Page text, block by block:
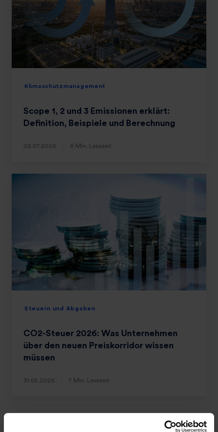
Klimaschutzmanagement
Scope 1, 2 und 3 Emissionen erklärt:
Definition, Beispiele und Berechnung
02.07.2026 8 Min. Lesezeit
Steuern und Abgaben
CO2-Steuer 2026: Was Unternehmen
über den neuen Preiskorridor wissen
müssen
31.05.2026 7 Min. Lesezeit